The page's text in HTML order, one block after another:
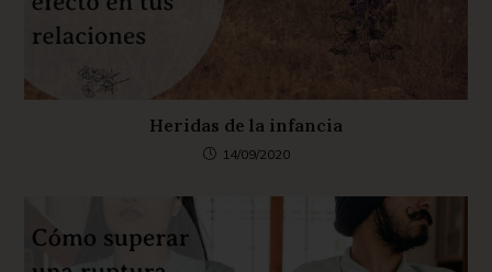
Heridas de la infancia
14/09/2020